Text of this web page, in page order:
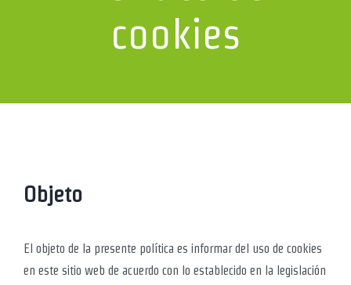
cookies
Objeto
El objeto de la presente política es informar del uso de cookies
en este sitio web de acuerdo con lo establecido en la legislación